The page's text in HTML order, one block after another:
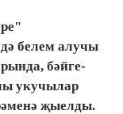
белем алучы
бәйге-
укучылар
җыелды.